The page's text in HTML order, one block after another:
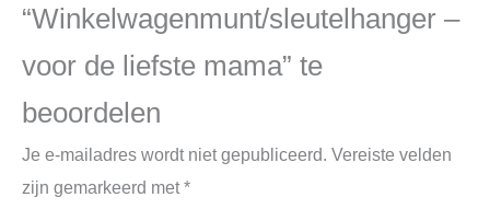
“Winkelwagenmunt/sleutelhanger –
voor de liefste mama” te
beoordelen
Je e-mailadres wordt niet gepubliceerd. Vereiste velden
zijn gemarkeerd met*